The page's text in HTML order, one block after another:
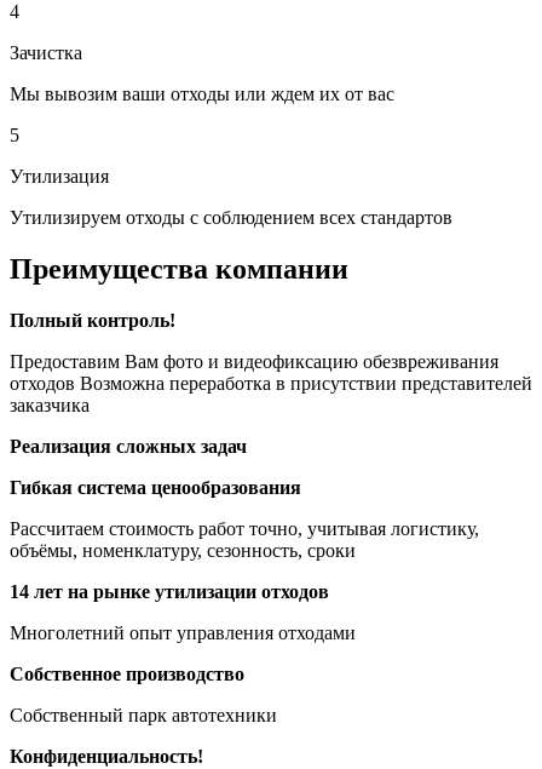
4
Зачистка
Мы вывозим ваши отходы или ждем их от вас
5
Утилизация
Утилизируем отходы с соблюдением всех стандартов
Преимущества компании
Полный контроль!
Предоставим Вам фото и видеофиксацию обезвреживания
отходов Возможна переработка в присутствии представителей
заказчика
Реализация сложных задач
Гибкая система ценообразования
Рассчитаем стоимость работ точно, учитывая логистику,
объёмы, номенклатуру, сезонность, сроки
14 лет на рынке утилизации отходов
Многолетний опыт управления отходами
Собственное производство
Собственный парк автотехники
Конфиденциальность!